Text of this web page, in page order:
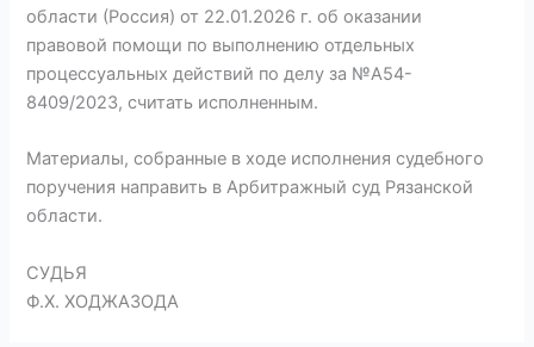
области (Россия) от 22.01.2026 г. об оказании
правовой помощи по выполнению отдельных
процессуальных действий по делу за №А54-
8409/2023, считать исполненным.
Материалы, собранные в ходе исполнения судебного
поручения направить в Арбитражный суд Рязанской
области.
СУДЬЯ
Ф.Х. ХОДЖАЗОДА